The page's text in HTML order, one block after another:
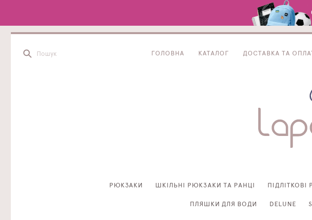
ГОЛОВНА КАТАЛОГ ДОСТАВКА ТА
РЮКЗАКИ ШКІЛЬНІ РЮКЗАКИ ТА РАНЦІ ПІДЛІТКОВІ
ПЛЯШКИ ДЛЯ ВОДИ DELUNE